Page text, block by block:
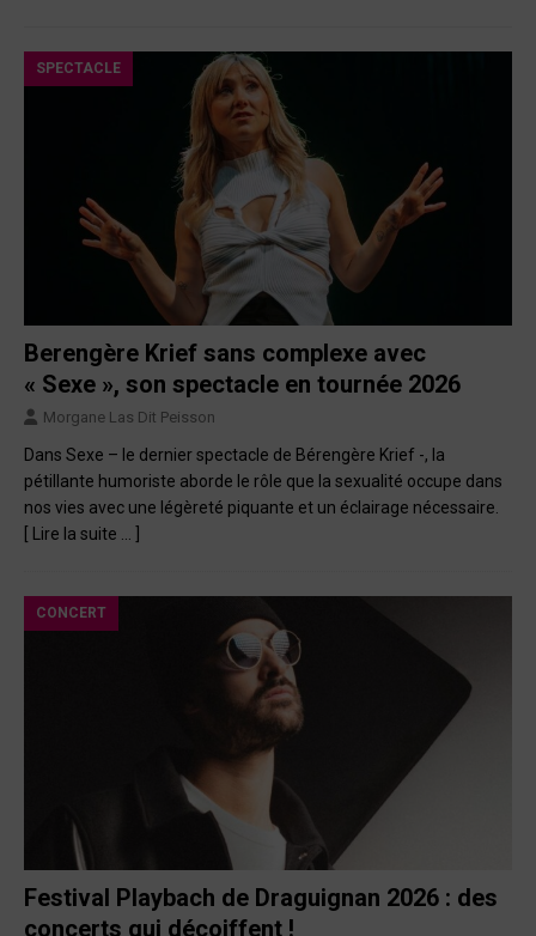
SPECTACLE
Berengère Krief sans complexe avec
« Sexe », son spectacle en tournée 2026
Morgane Las Dit Peisson
Dans Sexe – le dernier spectacle de Bérengère Krief -, la
pétillante humoriste aborde le rôle que la sexualité occupe dans
nos vies avec une légèreté piquante et un éclairage nécessaire.
[ Lire la suite … ]
CONCERT
Festival Playbach de Draguignan 2026 : des
concerts qui décoiffent !